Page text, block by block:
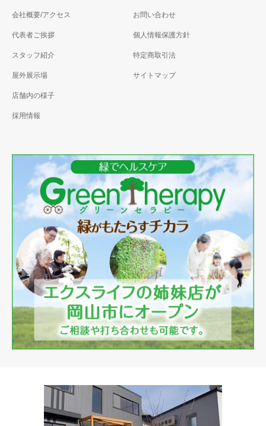
会社概要/アクセス
代表者ご挨拶
スタッフ紹介
屋外展示場
店舗内の様子
採用情報
お問い合わせ
個人情報保護方針
特定商取引法
サイトマップ